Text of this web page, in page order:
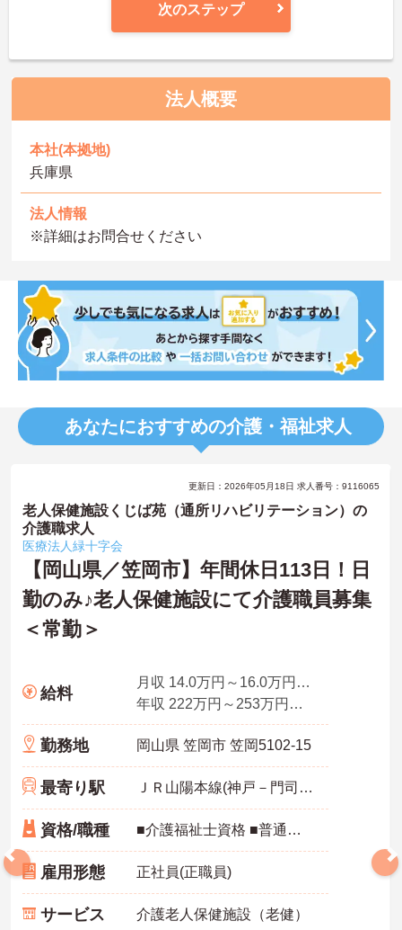
次のステップ
法人概要
本社(本拠地)
兵庫県
法人情報
※詳細はお問合せください
あなたにおすすめの介護・福祉求人
更新日：2026年05月18日 求人番号：9116065
老人保健施設くじば苑（通所リハビリテーション）の
介護職求人
医療法人緑十字会
【岡山県／笠岡市】年間休日113日！日
勤のみ♪老人保健施設にて介護職員募集
＜常勤＞
給料
月収 14.0万円～16.0万円程度
年収 222万円～253万円程度
勤務地 岡山県 笠岡市 笠岡5102-15
最寄り駅 ＪＲ山陽本線(神戸－門司)「笠岡駅」徒歩12分
資格/職種 ■介護福祉士資格 ■普通自動車運転免許（ＡＴ限定可） ■介護職の経験あれば尚可
雇用形態 正社員(正職員)
サービス 介護老人保健施設（老健）